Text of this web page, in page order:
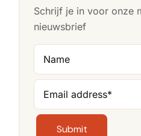
Schrijf je in voor onze
nieuwsbrief
Name
Email address*
Submit